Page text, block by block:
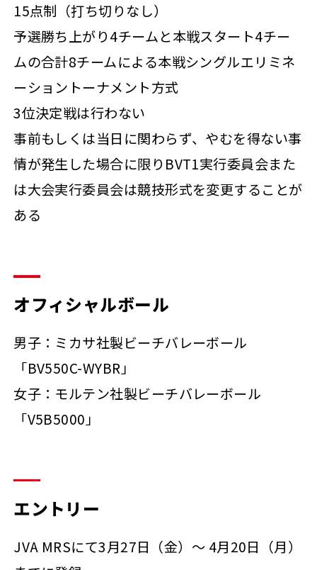
15点制（打ち切りなし）
予選勝ち上がり4チームと本戦スタート4チー
ムの合計8チームによる本戦シングルエリミネ
ーショントーナメント方式
3位決定戦は行わない
事前もしくは当日に関わらず、やむを得ない事
情が発生した場合に限りBVT1実行委員会また
は大会実行委員会は競技形式を変更することが
ある
オフィシャルボール
男子：ミカサ社製ビーチバレーボール
「BV550C-WYBR」
女子：モルテン社製ビーチバレーボール
「V5B5000」
エントリー
JVA MRSにて3月27日（金）～ 4月20日（月）